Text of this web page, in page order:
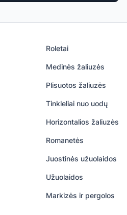
Roletai
Medinės žaliuzės
Plisuotos žaliuzės
Tinkleliai nuo uodų
Horizontalios žaliuzės
Romanetės
Juostinės užuolaidos
Užuolaidos
Markizės ir pergolos